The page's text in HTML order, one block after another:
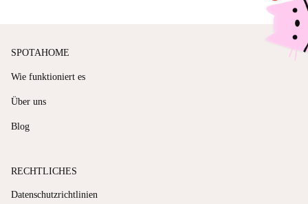
SPOTAHOME
Wie funktioniert es
Über uns
Blog
RECHTLICHES
Datenschutzrichtlinien